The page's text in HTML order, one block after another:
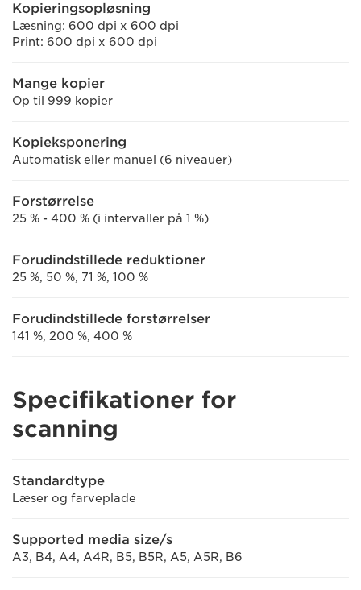
Kopieringsopløsning
Læsning: 600 dpi x 600 dpi
Print: 600 dpi x 600 dpi
Mange kopier
Op til 999 kopier
Kopieksponering
Automatisk eller manuel (6 niveauer)
Forstørrelse
25 % - 400 % (i intervaller på 1 %)
Forudindstillede reduktioner
25 %, 50 %, 71 %, 100 %
Forudindstillede forstørrelser
141 %, 200 %, 400 %
Specifikationer for
scanning
Standardtype
Læser og farveplade
Supported media size/s
A3, B4, A4, A4R, B5, B5R, A5, A5R, B6